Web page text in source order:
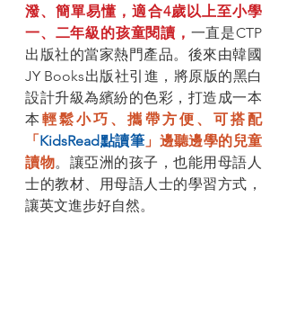
潑、簡單易懂，適合4歲以上至小學
一、二年級的孩童閱讀， 一直是CTP
出版社的當家熱門產品。後來由韓國
JY Books出版社引進，將原版的黑白
設計升級為繽紛的色彩，打造成一本
本輕鬆小巧、攜帶方便、可搭配
「KidsRead點讀筆 」邊聽邊學的兒童
讀物。讓亞洲的孩子，也能用母語人
士的教材、用母語人士的學習方式，
讓英文進步好自然。